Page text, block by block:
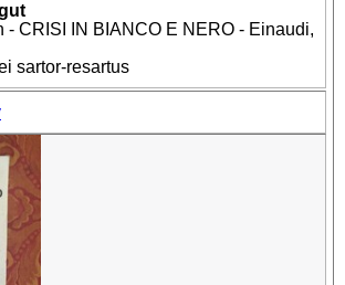
- CRISI IN BIANCO E NERO - Einaudi,
sartor-resartus